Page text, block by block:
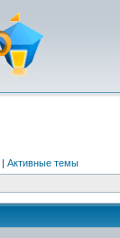
| Активные темы